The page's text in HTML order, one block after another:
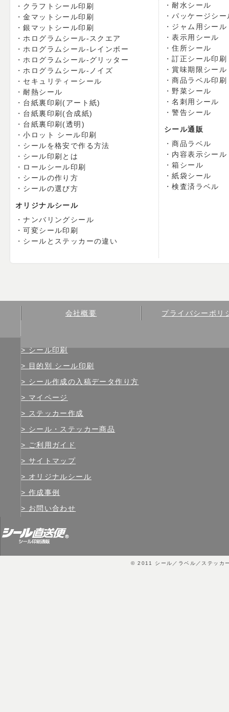
クラフトシール印刷
金マットシール印刷
銀マットシール印刷
ホログラムシール-スクエア
ホログラムシール-レインボー
ホログラムシール-グリッター
ホログラムシール-ノイズ
セキュリティーシール
耐熱シール
台紙裏印刷(アート紙)
台紙裏印刷(合成紙)
台紙裏印刷(透明)
小ロット シール印刷
シールを格安で作る方法
シール印刷とは
ロールシール印刷
シールの作り方
シールの選び方
オリジナルシール
ナンバリングシール
可変シール印刷
シールとステッカーの違い
耐水シール
パッケージシー
ジャム用シール
表示用シール
住所シール
訂正シール印刷
賞味期限シール
商品ラベル印刷
野菜シール
名刺用シール
警告シール
シール通販
商品ラベル
内容表示シール
箱シール
紙袋シール
検査済ラベル
会社概要 プライバシーポリ
シール印刷
目的別 シール印刷
シール作成の入稿データ作り方
マイページ
ステッカー作成
シール・ステッカー商品
ご利用ガイド
サイトマップ
オリジナルシール
作成事例
お問い合わせ
© 2011 シール／ラベル／ステッカ